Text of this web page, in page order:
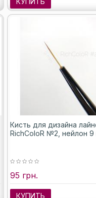
Кисть для дизайна
RichColoR №2, нейлон
95 грн.
КУПИТЬ